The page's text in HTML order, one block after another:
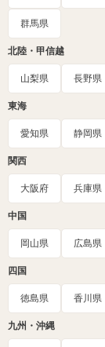
群馬県
北陸・甲信越
山梨県 長野県
東海
愛知県 静岡県
関西
大阪府 兵庫県
中国
岡山県 広島県
四国
徳島県 香川県
九州・沖縄